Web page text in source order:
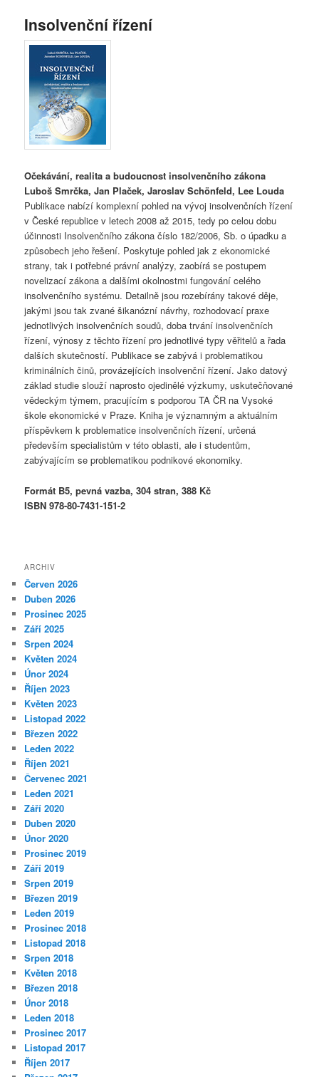
Insolvenční řízení
Očekávání, realita a budoucnost insolvenčního zákona
Luboš Smrčka, Jan Plaček, Jaroslav Schönfeld, Lee Louda
Publikace nabízí komplexní pohled na vývoj insolvenčních řízení
v České republice v letech 2008 až 2015, tedy po celou dobu
účinnosti Insolvenčního zákona číslo 182/2006, Sb. o úpadku a
způsobech jeho řešení. Poskytuje pohled jak z ekonomické
strany, tak i potřebné právní analýzy, zaobírá se postupem
novelizací zákona a dalšími okolnostmi fungování celého
insolvenčního systému. Detailně jsou rozebírány takové děje,
jakými jsou tak zvané šikanózní návrhy, rozhodovací praxe
jednotlivých insolvenčních soudů, doba trvání insolvenčních
řízení, výnosy z těchto řízení pro jednotlivé typy věřitelů a řada
dalších skutečností. Publikace se zabývá i problematikou
kriminálních činů, provázejících insolvenční řízení. Jako datový
základ studie slouží naprosto ojedinělé výzkumy, uskutečňované
vědeckým týmem, pracujícím s podporou TA ČR na Vysoké
škole ekonomické v Praze. Kniha je významným a aktuálním
příspěvkem k problematice insolvenčních řízení, určená
především specialistům v této oblasti, ale i studentům,
zabývajícím se problematikou podnikové ekonomiky.
Formát B5, pevná vazba, 304 stran, 388 Kč
ISBN 978-80-7431-151-2
ARCHIV
Červen 2026
Duben 2026
Prosinec 2025
Září 2025
Srpen 2024
Květen 2024
Únor 2024
Říjen 2023
Květen 2023
Listopad 2022
Březen 2022
Leden 2022
Říjen 2021
Červenec 2021
Leden 2021
Září 2020
Duben 2020
Únor 2020
Prosinec 2019
Září 2019
Srpen 2019
Březen 2019
Leden 2019
Prosinec 2018
Listopad 2018
Srpen 2018
Květen 2018
Březen 2018
Únor 2018
Leden 2018
Prosinec 2017
Listopad 2017
Říjen 2017